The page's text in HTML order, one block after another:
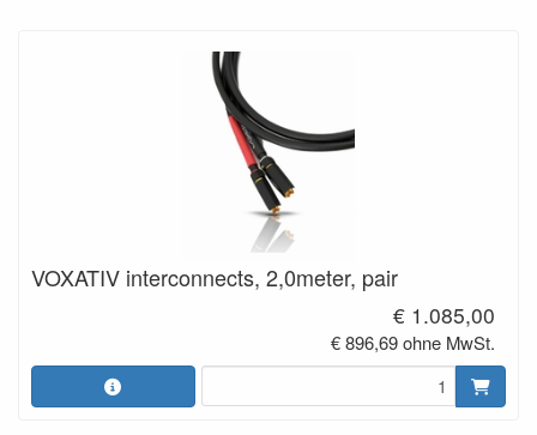
VOXATIV interconnects, 2,0meter, pair
€ 1.085,00
€ 896,69 ohne MwSt.